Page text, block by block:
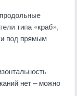
типа «краб»,
под прямым
нет – можно